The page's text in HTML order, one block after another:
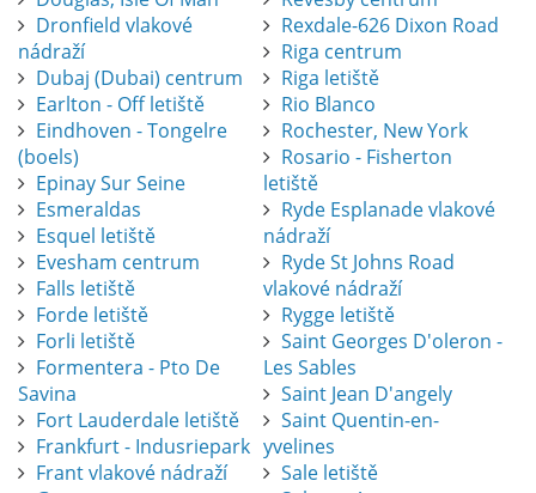
Dronfield vlakové
nádraží
Dubaj (Dubai) centrum
Earlton - Off letiště
Eindhoven - Tongelre
(boels)
Epinay Sur Seine
Esmeraldas
Esquel letiště
Evesham centrum
Falls letiště
Forde letiště
Forli letiště
Formentera - Pto De
Savina
Fort Lauderdale letiště
Frankfurt - Indusriepark
Frant vlakové nádraží
Rexdale-626 Dixon Road
Riga centrum
Riga letiště
Rio Blanco
Rochester, New York
Rosario - Fisherton
letiště
Ryde Esplanade vlakové
nádraží
Ryde St Johns Road
vlakové nádraží
Rygge letiště
Saint Georges D'oleron -
Les Sables
Saint Jean D'angely
Saint Quentin-en-
yvelines
Sale letiště